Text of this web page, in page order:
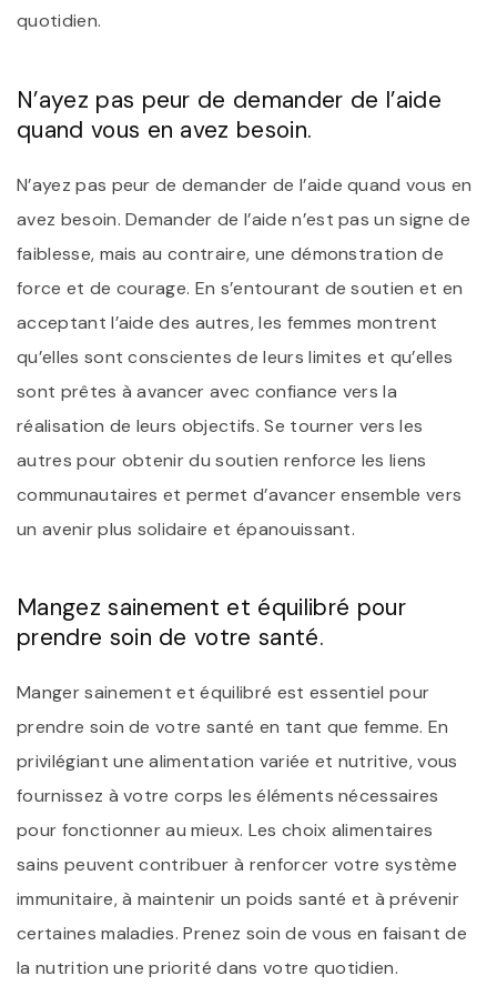
quotidien.
N’ayez pas peur de demander de l’aide
quand vous en avez besoin.
N’ayez pas peur de demander de l’aide quand vous en
avez besoin. Demander de l’aide n’est pas un signe de
faiblesse, mais au contraire, une démonstration de
force et de courage. En s’entourant de soutien et en
acceptant l’aide des autres, les femmes montrent
qu’elles sont conscientes de leurs limites et qu’elles
sont prêtes à avancer avec confiance vers la
réalisation de leurs objectifs. Se tourner vers les
autres pour obtenir du soutien renforce les liens
communautaires et permet d’avancer ensemble vers
un avenir plus solidaire et épanouissant.
Mangez sainement et équilibré pour
prendre soin de votre santé.
Manger sainement et équilibré est essentiel pour
prendre soin de votre santé en tant que femme. En
privilégiant une alimentation variée et nutritive, vous
fournissez à votre corps les éléments nécessaires
pour fonctionner au mieux. Les choix alimentaires
sains peuvent contribuer à renforcer votre système
immunitaire, à maintenir un poids santé et à prévenir
certaines maladies. Prenez soin de vous en faisant de
la nutrition une priorité dans votre quotidien.